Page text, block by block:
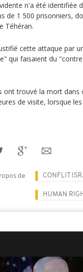
n'a été identifiée
de 1 500 prisonniers,
Téhéran.
cette attaque par
qui faisaient du
ont trouvé la mort dans
de visite, lorsque
de CONFLIT
HUMAN